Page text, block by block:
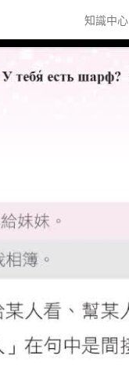
知識中心